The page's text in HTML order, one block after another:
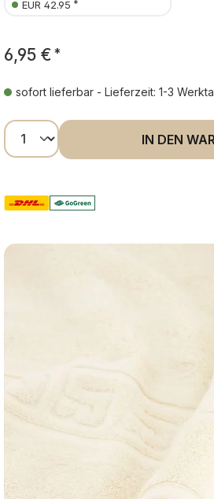
EUR 42.95 *
6,95 € *
sofort lieferbar - Lieferzeit: 1-3
Produkt Anzahl: Gib
IN DEN